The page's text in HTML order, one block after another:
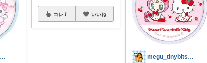
megu_tinybits🍀見つけ帖
コレ いいね
megu_tinybits🍀見つけ帖